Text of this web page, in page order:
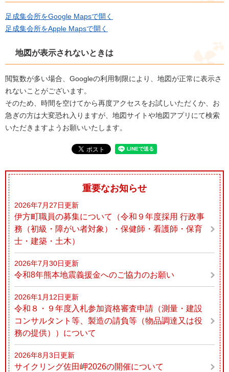
足成集会所をGoogle Mapsで開く
足成集会所をApple Mapsで開く
地図が表示されないときは
閲覧数が多い場合、Googleの利用制限により、地図が正常に表示さ
れないことがございます。
そのため、時間を空けてから再度アクセスをお試しいただくか、お
急ぎの方は大変恐れ入りますが、地図サイトや地図アプリにて検索
いただきますようお願いいたします。
重要なお知らせ
2026年7月27日更新
伊方町職員の募集について（令和９年度採用 行政事
務（初級・障がい者対象）・保健師・看護師・保育
士・建築・土木）
2026年7月30日更新
令和8年熊本地震義援金へのご協力のお願い
2026年1月12日更新
令和８・９年度入札参加資格審査申請（測量・建設
コンサルタント等、製造の請負等（物品調達又は役
務の提供））について
2026年8月3日更新
サイクリング佐田岬2026の開催について